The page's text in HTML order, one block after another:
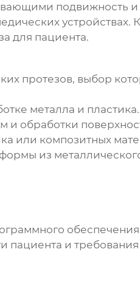
подвижность и
устройствах.
для пациента.
протезов, выбор
металла и пластика.
и обработки
или композитных
из
пациента и